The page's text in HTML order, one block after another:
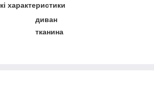
характеристики
диван
тканина